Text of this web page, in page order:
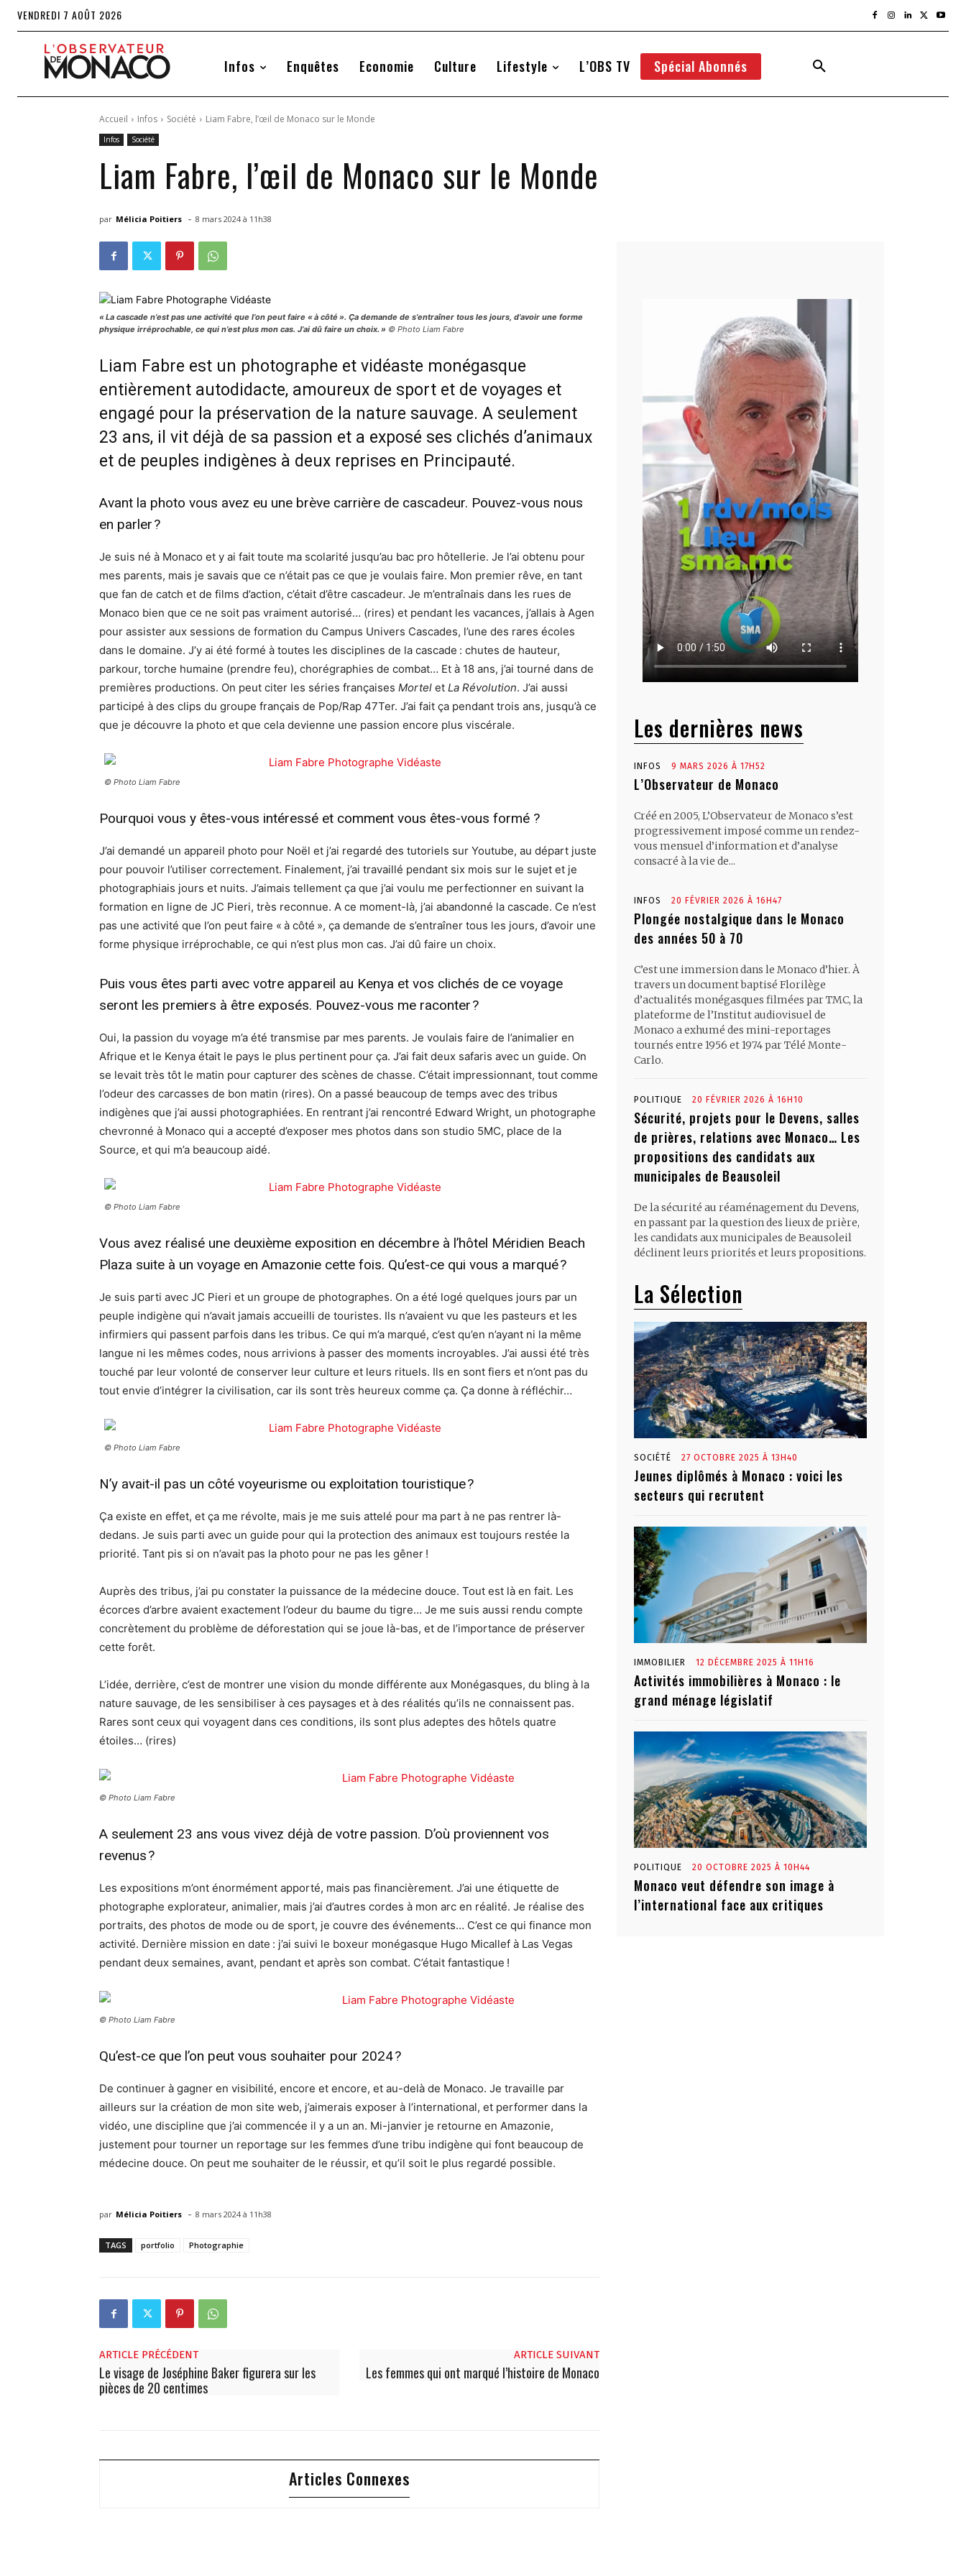
VENDREDI 7 AOÛT 2026
Infos Enquêtes Economie Culture Lifestyle L’OBS TV Spécial Abonnés
Accueil Infos Société Liam Fabre, l’œil de Monaco sur le Monde
Infos Société
Liam Fabre, l’œil de Monaco sur le Monde
par Mélicia Poitiers - 8 mars 2024 à 11h38
« La cascade n’est pas une activité que l’on peut faire « à côté ». Ça demande de s’entraîner tous les jours, d’avoir une forme
physique irréprochable, ce qui n’est plus mon cas. J’ai dû faire un choix. » © Photo Liam Fabre
Liam Fabre est un photographe et vidéaste monégasque
entièrement autodidacte, amoureux de sport et de voyages et
engagé pour la préservation de la nature sauvage. A seulement
23 ans, il vit déjà de sa passion et a exposé ses clichés d’animaux
et de peuples indigènes à deux reprises en Principauté.
Avant la photo vous avez eu une brève carrière de cascadeur. Pouvez-vous nous
en parler ?
Je suis né à Monaco et y ai fait toute ma scolarité jusqu’au bac pro hôtellerie. Je l’ai obtenu pour
mes parents, mais je savais que ce n’était pas ce que je voulais faire. Mon premier rêve, en tant
que fan de catch et de films d’action, c’était d’être cascadeur. Je m’entraînais dans les rues de
Monaco bien que ce ne soit pas vraiment autorisé… (rires) et pendant les vacances, j’allais à Agen
pour assister aux sessions de formation du Campus Univers Cascades, l’une des rares écoles
dans le domaine. J’y ai été formé à toutes les disciplines de la cascade : chutes de hauteur,
parkour, torche humaine (prendre feu), chorégraphies de combat… Et à 18 ans, j’ai tourné dans de
premières productions. On peut citer les séries françaises Mortel et La Révolution. J’ai aussi
participé à des clips du groupe français de Pop/Rap 47Ter. J’ai fait ça pendant trois ans, jusqu’à ce
que je découvre la photo et que cela devienne une passion encore plus viscérale.
© Photo Liam Fabre
Pourquoi vous y êtes-vous intéressé et comment vous êtes-vous formé ?
J’ai demandé un appareil photo pour Noël et j’ai regardé des tutoriels sur Youtube, au départ juste
pour pouvoir l’utiliser correctement. Finalement, j’ai travaillé pendant six mois sur le sujet et je
photographiais jours et nuits. J’aimais tellement ça que j’ai voulu me perfectionner en suivant la
formation en ligne de JC Pieri, très reconnue. A ce moment-là, j’ai abandonné la cascade. Ce n’est
pas une activité que l’on peut faire « à côté », ça demande de s’entraîner tous les jours, d’avoir une
forme physique irréprochable, ce qui n’est plus mon cas. J’ai dû faire un choix.
Puis vous êtes parti avec votre appareil au Kenya et vos clichés de ce voyage
seront les premiers à être exposés. Pouvez-vous me raconter ?
Oui, la passion du voyage m’a été transmise par mes parents. Je voulais faire de l’animalier en
Afrique et le Kenya était le pays le plus pertinent pour ça. J’ai fait deux safaris avec un guide. On
se levait très tôt le matin pour capturer des scènes de chasse. C’était impressionnant, tout comme
l’odeur des carcasses de bon matin (rires). On a passé beaucoup de temps avec des tribus
indigènes que j’ai aussi photographiées. En rentrant j’ai rencontré Edward Wright, un photographe
chevronné à Monaco qui a accepté d’exposer mes photos dans son studio 5MC, place de la
Source, et qui m’a beaucoup aidé.
© Photo Liam Fabre
Vous avez réalisé une deuxième exposition en décembre à l’hôtel Méridien Beach
Plaza suite à un voyage en Amazonie cette fois. Qu’est-ce qui vous a marqué ?
Je suis parti avec JC Pieri et un groupe de photographes. On a été logé quelques jours par un
peuple indigène qui n’avait jamais accueilli de touristes. Ils n’avaient vu que les pasteurs et les
infirmiers qui passent parfois dans les tribus. Ce qui m’a marqué, c’est qu’en n’ayant ni la même
langue ni les mêmes codes, nous arrivions à passer des moments incroyables. J’ai aussi été très
touché par leur volonté de conserver leur culture et leurs rituels. Ils en sont fiers et n’ont pas du
tout envie d’intégrer la civilisation, car ils sont très heureux comme ça. Ça donne à réfléchir…
© Photo Liam Fabre
N’y avait-il pas un côté voyeurisme ou exploitation touristique ?
Ça existe en effet, et ça me révolte, mais je me suis attelé pour ma part à ne pas rentrer là-
dedans. Je suis parti avec un guide pour qui la protection des animaux est toujours restée la
priorité. Tant pis si on n’avait pas la photo pour ne pas les gêner !
Auprès des tribus, j’ai pu constater la puissance de la médecine douce. Tout est là en fait. Les
écorces d’arbre avaient exactement l’odeur du baume du tigre… Je me suis aussi rendu compte
concrètement du problème de déforestation qui se joue là-bas, et de l’importance de préserver
cette forêt.
L’idée, derrière, c’est de montrer une vision du monde différente aux Monégasques, du bling à la
nature sauvage, de les sensibiliser à ces paysages et à des réalités qu’ils ne connaissent pas.
Rares sont ceux qui voyagent dans ces conditions, ils sont plus adeptes des hôtels quatre
étoiles… (rires)
© Photo Liam Fabre
A seulement 23 ans vous vivez déjà de votre passion. D’où proviennent vos
revenus ?
Les expositions m’ont énormément apporté, mais pas financièrement. J’ai une étiquette de
photographe explorateur, animalier, mais j’ai d’autres cordes à mon arc en réalité. Je réalise des
portraits, des photos de mode ou de sport, je couvre des événements… C’est ce qui finance mon
activité. Dernière mission en date : j’ai suivi le boxeur monégasque Hugo Micallef à Las Vegas
pendant deux semaines, avant, pendant et après son combat. C’était fantastique !
© Photo Liam Fabre
Qu’est-ce que l’on peut vous souhaiter pour 2024 ?
De continuer à gagner en visibilité, encore et encore, et au-delà de Monaco. Je travaille par
ailleurs sur la création de mon site web, j’aimerais exposer à l’international, et performer dans la
vidéo, une discipline que j’ai commencée il y a un an. Mi-janvier je retourne en Amazonie,
justement pour tourner un reportage sur les femmes d’une tribu indigène qui font beaucoup de
médecine douce. On peut me souhaiter de le réussir, et qu’il soit le plus regardé possible.
par Mélicia Poitiers - 8 mars 2024 à 11h38
TAGS portfolio Photographie
ARTICLE PRÉCÉDENT
Le visage de Joséphine Baker figurera sur les
pièces de 20 centimes
ARTICLE SUIVANT
Les femmes qui ont marqué l’histoire de Monaco
Articles Connexes
Les dernières news
INFOS 9 MARS 2026 À 17H52
L’Observateur de Monaco
Créé en 2005, L’Observateur de Monaco s’est
progressivement imposé comme un rendez-
vous mensuel d’information et d’analyse
consacré à la vie de...
INFOS 20 FÉVRIER 2026 À 16H47
Plongée nostalgique dans le Monaco
des années 50 à 70
C’est une immersion dans le Monaco d’hier. À
travers un document baptisé Florilège
d’actualités monégasques filmées par TMC, la
plateforme de l’Institut audiovisuel de
Monaco a exhumé des mini-reportages
tournés entre 1956 et 1974 par Télé Monte-
Carlo.
POLITIQUE 20 FÉVRIER 2026 À 16H10
Sécurité, projets pour le Devens, salles
de prières, relations avec Monaco… Les
propositions des candidats aux
municipales de Beausoleil
De la sécurité au réaménagement du Devens,
en passant par la question des lieux de prière,
les candidats aux municipales de Beausoleil
déclinent leurs priorités et leurs propositions.
La Sélection
SOCIÉTÉ 27 OCTOBRE 2025 À 13H40
Jeunes diplômés à Monaco : voici les
secteurs qui recrutent
IMMOBILIER 12 DÉCEMBRE 2025 À 11H16
Activités immobilières à Monaco : le
grand ménage législatif
POLITIQUE 20 OCTOBRE 2025 À 10H44
Monaco veut défendre son image à
l’international face aux critiques